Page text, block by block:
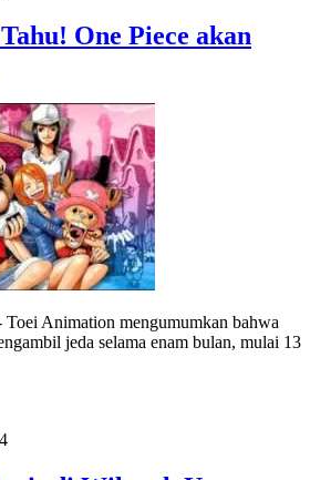
One Piece akan
Animation mengumumkan bahwa
jeda selama enam bulan, mulai 13